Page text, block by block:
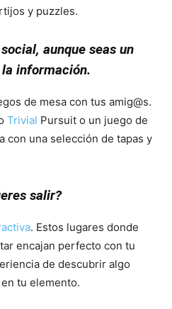
y puzzles.
aunque seas un
información.
de mesa con tus amig@s.
Trivial Pursuit o un juego de
con una selección de tapas y
salir?
. Estos lugares donde
encajan perfecto con tu
de descubrir algo
tu elemento.